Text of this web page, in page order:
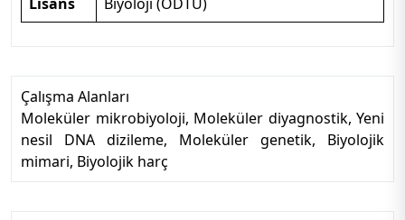
Çalışma Alanları
Moleküler mikrobiyoloji, Moleküler diyagnostik, Yeni
nesil DNA dizileme, Moleküler genetik, Biyolojik
mimari, Biyolojik harç